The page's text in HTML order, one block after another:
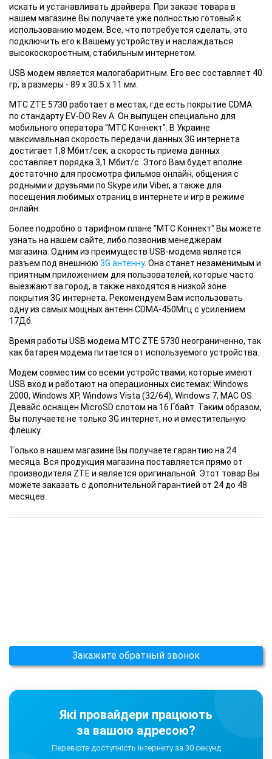
искать и устанавливать драйвера. При заказе товара в
нашем магазине Вы получаете уже полностью готовый к
использованию модем. Все, что потребуется сделать, это
подключить его к Вашему устройству и наслаждаться
высокоскоростным, стабильным интернетом.
USB модем является малогабаритным. Его вес составляет 40
гр, а размеры - 89 х 30.5 х 11 мм.
МТС ZTE 5730 работает в местах, где есть покрытие CDMA
по стандарту EV-DO Rev A. Он выпущен специально для
мобильного оператора "МТС Коннект". В Украине
максимальная скорость передачи данных 3G интернета
достигает 1,8 Мбит/сек, а скорость приема данных
составляет порядка 3,1 Мбит/с. Этого Вам будет вполне
достаточно для просмотра фильмов онлайн, общения с
родными и друзьями по Skype или Viber, а также для
посещения любимых страниц в интернете и игр в режиме
онлайн.
Более подробно о тарифном плане "МТС Коннект" Вы можете
узнать на нашем сайте, либо позвонив менеджерам
магазина. Одним из преимуществ USB-модема является
разъем под внешнюю 3G антенну. Она станет незаменимым и
приятным приложением для пользователей, которые часто
выезжают за город, а также находятся в низкой зоне
покрытия 3G интернета. Рекомендуем Вам использовать
одну из самых мощных антенн CDMA-450Мгц с усилением
17Дб.
Время работы USB модема МТС ZTE 5730 неограниченно, так
как батарея модема питается от используемого устройства.
Модем совместим со всеми устройствами, которые имеют
USB вход и работают на операционных системах: Windows
2000, Windows XP, Windows Vista (32/64), Windows 7, MAC OS.
Девайс оснащен MicroSD слотом на 16 Гбайт. Таким образом,
Вы получаете не только 3G интернет, но и вместительную
флешку.
Только в нашем магазине Вы получаете гарантию на 24
месяца. Вся продукция магазина поставляется прямо от
производителя ZTE и является оригинальной. Этот товар Вы
можете заказать с дополнительной гарантией от 24 до 48
месяцев.
Закажите обратный звонок
Які провайдери працюють
за вашою адресою?
Перевірте доступність інтернету за 30 секунд